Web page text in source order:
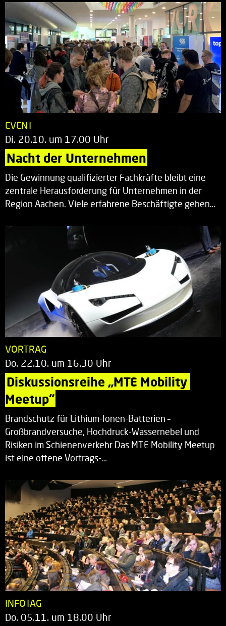
EVENT
Di. 20.10. um 17.00 Uhr
Nacht der Unternehmen
Die Gewinnung qualifizierter Fachkräfte bleibt eine
zentrale Herausforderung für Unternehmen in der
Region Aachen. Viele erfahrene Beschäftigte gehen…
VORTRAG
Do. 22.10. um 16.30 Uhr
Diskussionsreihe „MTE Mobility
Meetup“
Brandschutz für Lithium-Ionen-Batterien –
Großbrandversuche, Hochdruck-Wassernebel und
Risiken im Schienenverkehr Das MTE Mobility Meetup
ist eine offene Vortrags-…
INFOTAG
Do. 05.11. um 18.00 Uhr